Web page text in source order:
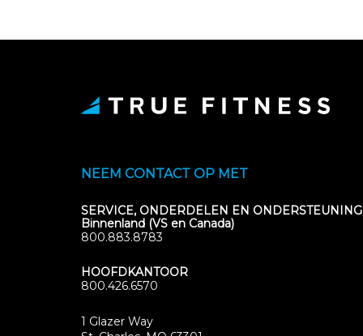
NEEM CONTACT OP MET
SERVICE, ONDERDELEN EN ONDERSTEUNING
Binnenland (VS en Canada)
800.883.8783
HOOFDKANTOOR
800.426.6570
1 Glazer Way